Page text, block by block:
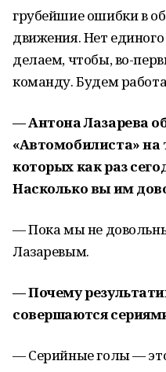
грубейшие ошибки в
движения. Нет
делаем, чтобы, во-
команду. Будем
— Антона Лазарева
«Автомобилиста» на
которых как раз
Насколько вы им
— Пока мы не
Лазаревым.
— Почему
совершаются
— Серийные голы —